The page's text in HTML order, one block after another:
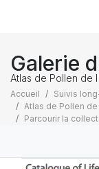
Galerie
Atlas de Pollen de
Accueil
Suivis
Atlas de Pollen
Parcourir la